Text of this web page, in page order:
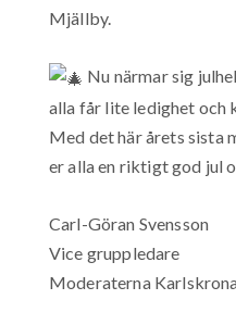
Mjällby.
Nu närmar sig
alla får lite ledighet och
Med det här årets sista
er alla en riktigt god jul
Carl-Göran Svensson
Vice gruppledare
Moderaterna